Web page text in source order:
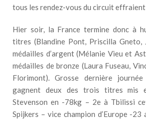
tous les rendez-vous du circuit
Hier soir, la France termine donc à
titres (Blandine Pont, Priscilla Gneto,
médailles d’argent (Mélanie Vieu et
médailles de bronze (Laura Fuseau,
Florimont). Grosse dernière
gagnent deux des trois titres mis
Stevenson en -78kg – 2e à Tbilissi
Spijkers – vice champion d’Europe -23